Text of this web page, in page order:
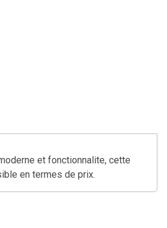
et fonctionnalite, cette
en termes de prix.